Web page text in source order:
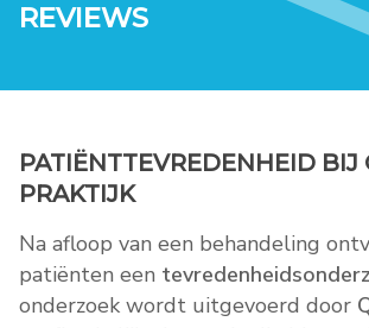
REVIEWS
PATIËNTTEVREDENHEID BIJ
PRAKTIJK
Na afloop van een behandeling
patiënten een
onderzoek wordt uitgevoerd door